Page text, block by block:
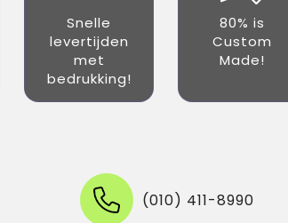
Snelle
levertijden
met
bedrukking!
80% is
Custom
Made!
(010) 411-8990